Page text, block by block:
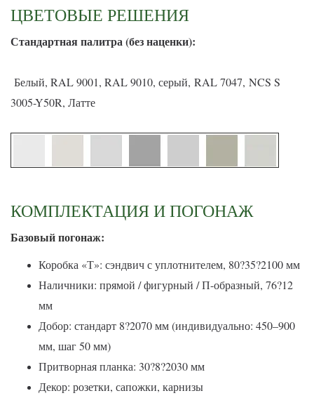
ЦВЕТОВЫЕ РЕШЕНИЯ
Стандартная палитра (без наценки):
Белый, RAL 9001, RAL 9010, серый, RAL 7047, NCS S
3005-Y50R, Латте
КОМПЛЕКТАЦИЯ И ПОГОНАЖ
Базовый погонаж:
Коробка «Т»: сэндвич с уплотнителем, 80?35?2100 мм
Наличники: прямой / фигурный / П-образный, 76?12
мм
Добор: стандарт 8?2070 мм (индивидуально: 450–900
мм, шаг 50 мм)
Притворная планка: 30?8?2030 мм
Декор: розетки, сапожки, карнизы